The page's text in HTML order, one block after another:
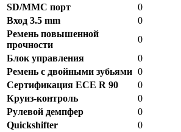
SD/MMC порт
0
Вход 3.5 mm
0
Ремень повышенной
прочности
0
Блок управления
0
Ремень с двойными зубьями 0
Сертификация ECE R 90
0
Круиз-контроль
0
Рулевой демпфер
0
Quickshifter
0